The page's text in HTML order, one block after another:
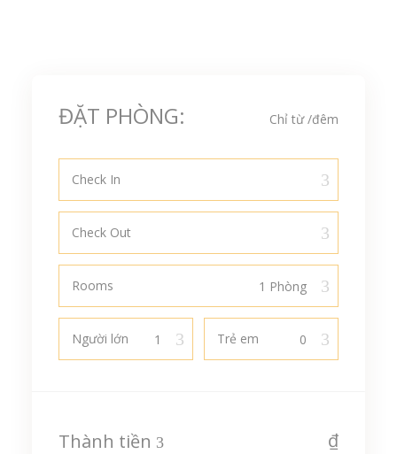
ĐẶT PHÒNG: Chỉ từ/đêm
Check In
Check Out
Rooms
Người lớn Trẻ em
Thành tiền ₫